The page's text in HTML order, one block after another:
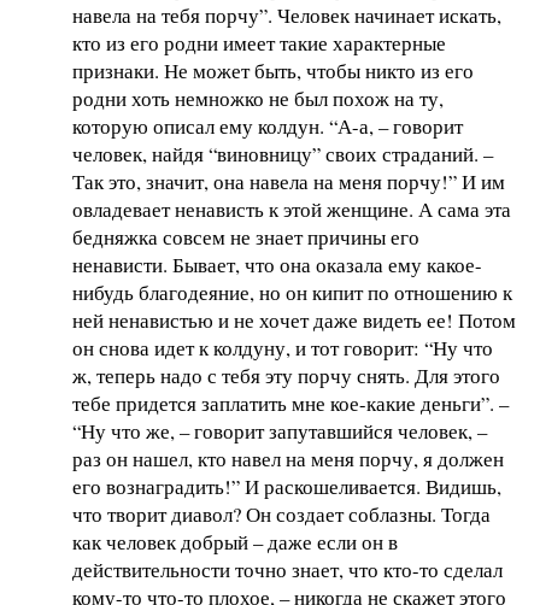
навела на тебя порчу”. Человек начинает искать,
кто из его родни имеет такие характерные
признаки. Не может быть, чтобы никто из его
родни хоть немножко не был похож на ту,
которую описал ему колдун. “А-а, – говорит
человек, найдя “виновницу” своих страданий. –
Так это, значит, она навела на меня порчу!” И им
овладевает ненависть к этой женщине. А сама эта
бедняжка совсем не знает причины его
ненависти. Бывает, что она оказала ему какое-
нибудь благодеяние, но он кипит по отношению к
ней ненавистью и не хочет даже видеть ее! Потом
он снова идет к колдуну, и тот говорит: “Ну что
ж, теперь надо с тебя эту порчу снять. Для этого
тебе придется заплатить мне кое-какие деньги”. –
“Ну что же, – говорит запутавшийся человек, –
раз он нашел, кто навел на меня порчу, я должен
его вознаградить!” И раскошеливается. Видишь,
что творит диавол? Он создает соблазны. Тогда
как человек добрый – даже если он в
действительности точно знает, что кто-то сделал
кому-то что-то плохое, – никогда не скажет этого